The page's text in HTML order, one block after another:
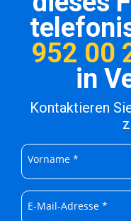
952 00
in
Kontaktieren
Vorname *
E-Mail-Adresse *